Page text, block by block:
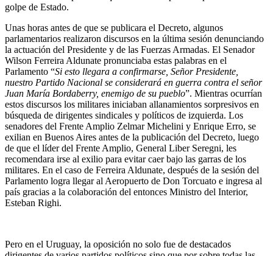
golpe de Estado.
Unas horas antes de que se publicara el Decreto, algunos
parlamentarios realizaron discursos en la última sesión denunciando
la actuación del Presidente y de las Fuerzas Armadas. El Senador
Wilson Ferreira Aldunate pronunciaba estas palabras en el
Parlamento “Si esto llegara a confirmarse, Señor Presidente,
nuestro Partido Nacional se considerará en guerra contra el señor
Juan María Bordaberry, enemigo de su pueblo”. Mientras ocurrían
estos discursos los militares iniciaban allanamientos sorpresivos en
búsqueda de dirigentes sindicales y políticos de izquierda. Los
senadores del Frente Amplio Zelmar Michelini y Enrique Erro, se
exilian en Buenos Aires antes de la publicación del Decreto, luego
de que el líder del Frente Amplio, General Liber Seregni, les
recomendara irse al exilio para evitar caer bajo las garras de los
militares. En el caso de Ferreira Aldunate, después de la sesión del
Parlamento logra llegar al Aeropuerto de Don Torcuato e ingresa al
país gracias a la colaboración del entonces Ministro del Interior,
Esteban Righi.
Pero en el Uruguay, la oposición no solo fue de destacados